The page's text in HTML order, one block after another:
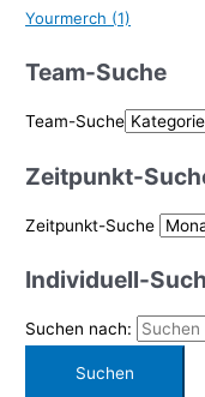
Yourmerch (1)
Team-Suche
Team-Suche
Zeitpunkt-
Zeitpunkt-Suche
Individuell-
Suchen nach: